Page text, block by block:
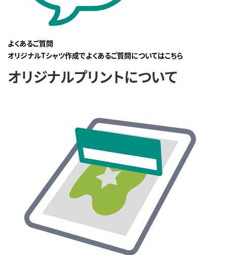
よくあるご質問
オリジナルTシャツ作成でよくあるご質問についてはこちら
オリジナルプリントについて